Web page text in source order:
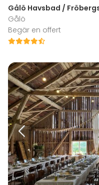
Gålö Havsbad /
Gålö
Begär en offert